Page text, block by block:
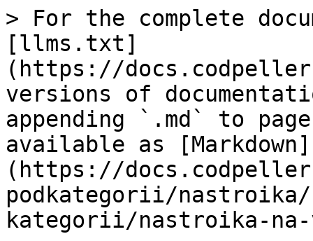
> For the complete
[llms.txt]
(https://
versions of
appending `.md` to
available as [Markdown]
(https://
podkategorii/
kategorii/nastroika-